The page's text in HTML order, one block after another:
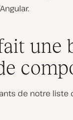
une
de notre liste